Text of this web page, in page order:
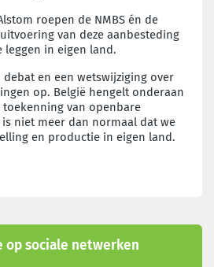
roepen de NMBS én de
van deze aanbesteding
in eigen land.
en een wetswijziging over
op. België hengelt onderaan
toekenning van openbare
niet meer dan normaal dat we
en productie in eigen land.
op sociale netwerken